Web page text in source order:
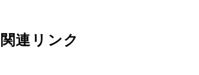
関連リンク